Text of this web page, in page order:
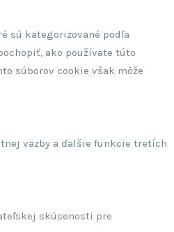
sú kategorizované podľa
ako používate túto
súborov cookie však môže
väzby a ďalšie funkcie tretích
skúsenosti pre